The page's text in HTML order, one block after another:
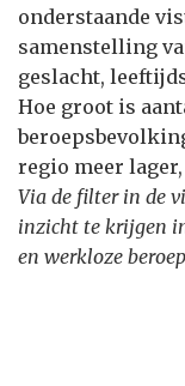
onderstaande
samenstelling
geslacht,
Hoe groot is
regio meer
Via de filter in de
inzicht te krijgen
en werkloze